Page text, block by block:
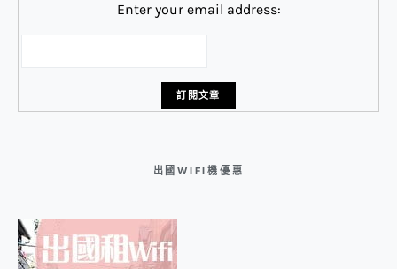
Enter your email address:
出國WIFI機優惠